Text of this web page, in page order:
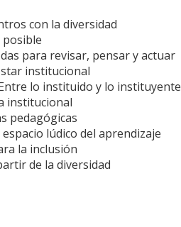
con la diversidad
posible
para revisar, pensar y actuar
institucional
lo instituido y lo instituyente
institucional
pedagógicas
lúdico del aprendizaje
la inclusión
de la diversidad